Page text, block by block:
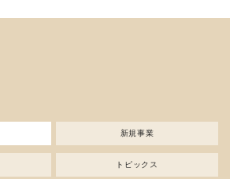
新規事業
トピックス